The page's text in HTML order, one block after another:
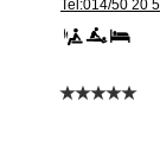
Tel:014/50 20